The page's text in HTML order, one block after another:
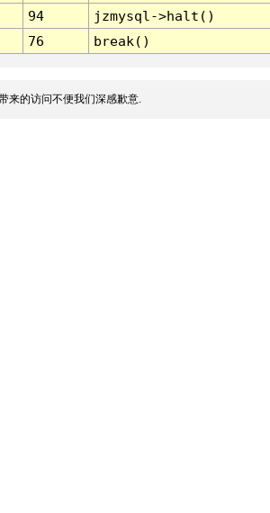
94
jzmysql->halt()
76 break()
来的访问不便我们深感歉意.